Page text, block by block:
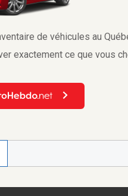
de véhicules au
exactement ce que vous